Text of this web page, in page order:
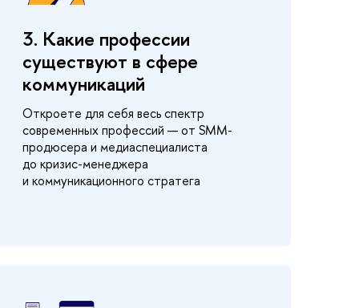
3. Какие профессии
существуют в сфере
коммуникаций
Откроете для себя весь спектр
современных профессий — от SMM-
продюсера и медиаспециалиста
до кризис-менеджера
и коммуникационного стратега